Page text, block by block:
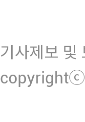
기사제보
copyrightⓒ